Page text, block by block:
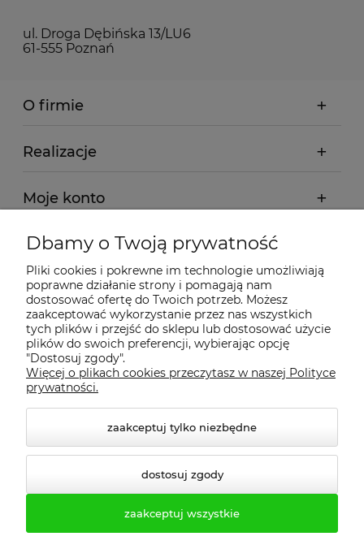
ul. Droga Dębińska 13/LU6
61-555 Poznań
O firmie
Realizacje
Moje konto
Regulamin
Dostawa - realizacja
Gwarancja i zwroty
Pomoc
Dbamy o Twoją prywatność
Pliki cookies i pokrewne im technologie umożliwiają
poprawne działanie strony i pomagają nam
dostosować ofertę do Twoich potrzeb. Możesz
zaakceptować wykorzystanie przez nas wszystkich
tych plików i przejść do sklepu lub dostosować użycie
plików do swoich preferencji, wybierając opcję
"Dostosuj zgody".
Więcej o plikach cookies przeczytasz w naszej Polityce
prywatności.
zaakceptuj tylko niezbędne
dostosuj zgody
zaakceptuj wszystkie